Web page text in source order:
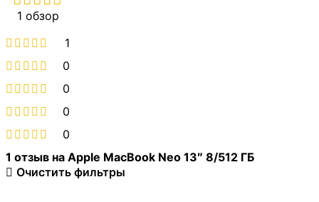
1 обзор
1
0
0
0
0
1 отзыв на Apple MacBook Neo 13″ 8/512 ГБ
Очистить фильтры